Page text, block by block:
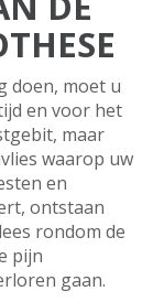
doen, moet u
en voor het
maar
waarop uw
en
ontstaan
rondom de
pijn
gaan.